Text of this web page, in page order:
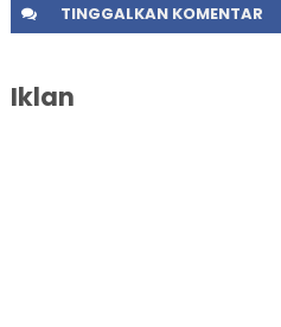
TINGGALKANKOMENTAR
Iklan